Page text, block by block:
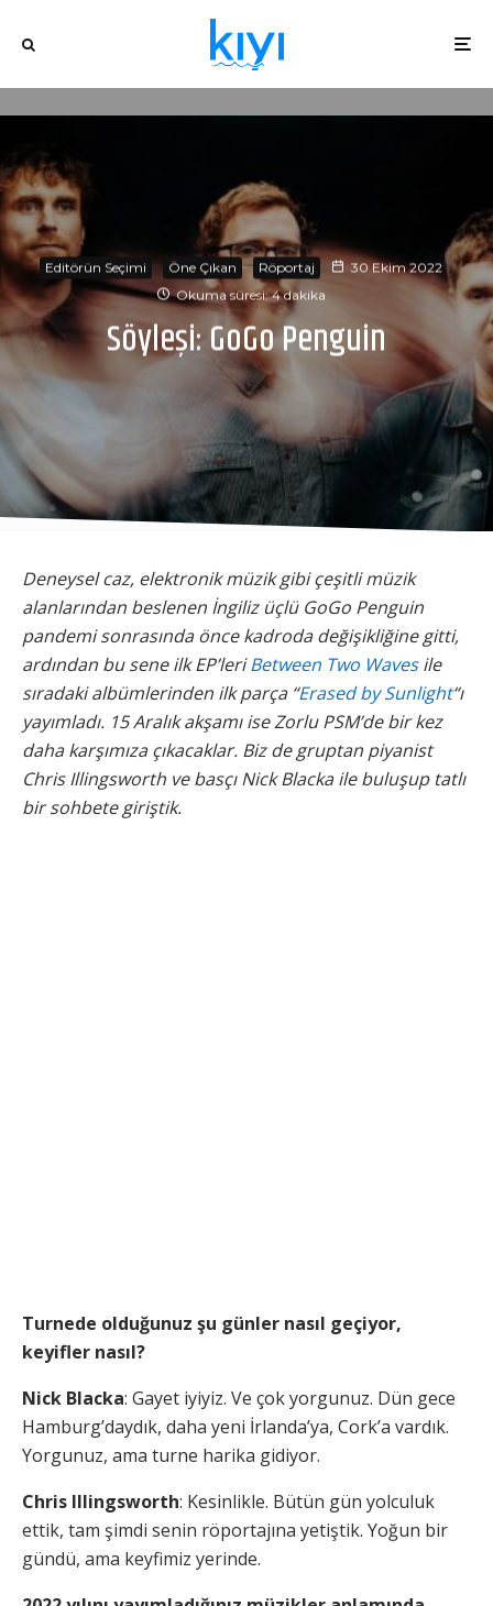
Editörün Seçimi Öne Çıkan Röportaj
30 Ekim 2022
Okuma süresi: 4 dakika
Söyleşi: GoGo Penguin
Deneysel caz, elektronik müzik gibi çeşitli müzik
alanlarından beslenen İngiliz üçlü GoGo Penguin
pandemi sonrasında önce kadroda değişikliğine gitti,
ardından bu sene ilk EP’leriBetween Two Wavesile
sıradaki albümlerinden ilk parça “Erased by Sunlight“ı
yayımladı. 15 Aralık akşamı ise Zorlu PSM’de bir kez
daha karşımıza çıkacaklar. Biz de gruptan piyanist
Chris Illingsworth ve basçı Nick Blacka ile buluşup tatlı
bir sohbete giriştik.
Turnede olduğunuz şu günler nasıl geçiyor,
keyifler nasıl?
Nick Blacka: Gayet iyiyiz. Ve çok yorgunuz. Dün gece
Hamburg’daydık, daha yeni İrlanda’ya, Cork’a vardık.
Yorgunuz, ama turne harika gidiyor.
Chris Illingsworth: Kesinlikle. Bütün gün yolculuk
ettik, tam şimdi senin röportajına yetiştik. Yoğun bir
gündü, ama keyfimiz yerinde.